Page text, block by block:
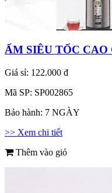
ẤM SIÊU TỐC CAO
Giá sỉ: 122.000 đ
Mã SP: SP002865
Bảo hành: 7 NGÀY
>> Xem chi tiết
Thêm vào giỏ